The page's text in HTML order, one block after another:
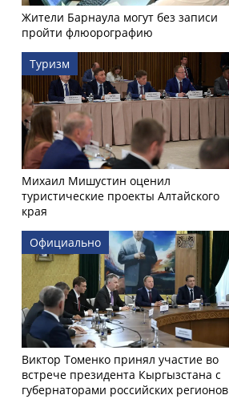
Жители Барнаула могут без записи
пройти флюорографию
Туризм
Михаил Мишустин оценил
туристические проекты Алтайского
края
Официально
Виктор Томенко принял участие во
встрече президента Кыргызстана с
губернаторами российских регионов